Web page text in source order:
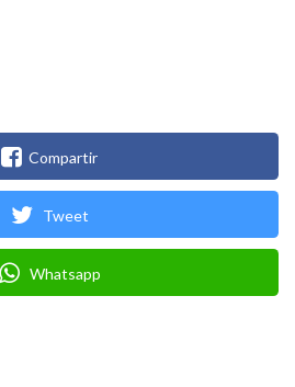
Compartir
Tweet
Whatsapp